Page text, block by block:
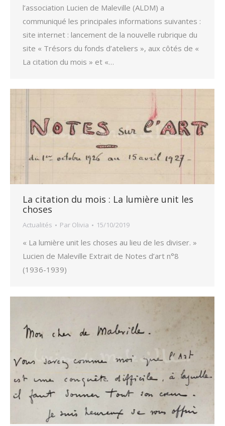
l’association Lucien de Maleville (ALDM) a
communiqué les principales informations suivantes :
site internet : lancement de la nouvelle rubrique du
site « Trésors du fonds d’ateliers », aux côtés de «
La citation du mois » et «…
La citation du mois : La lumière unit les
choses
Actualités Par Olivia 15/10/2019
« La lumière unit les choses au lieu de les diviser. »
Lucien de Maleville Extrait de Notes d’art n°8
(1936-1939)